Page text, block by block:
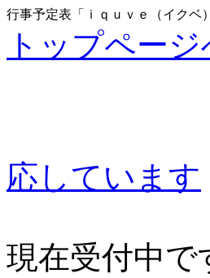
行事予定表「ｉｑｕｖｅ（イクベ
トップページ
応しています
現在受付中で